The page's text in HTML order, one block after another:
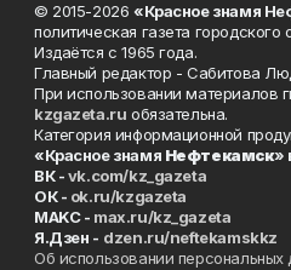
© 2015-2026 «Красное знамя
политическая газета
Издаётся с 1965 года.
Главный редактор - Сабитова
При использовании материалов
kzgazeta.ru обязательна.
Категория информационной
«Красное знамя Нефтекамск»
ВК -vk.com/kz_gazeta
ОК - ok.ru/kzgazeta
MAKC - max.ru/kz_gazeta
Я.Дзен - dzen.ru/neftekamskkz
Об использовании персональных